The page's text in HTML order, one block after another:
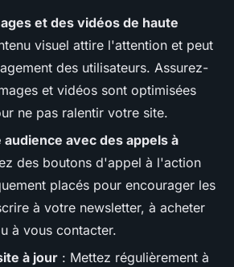
et des vidéos de haute
visuel attire l'attention et peut
des utilisateurs. Assurez-
et vidéos sont optimisées
ne pas ralentir votre site.
avec des appels à
des boutons d'appel à l'action
placés pour encourager les
à votre newsletter, à acheter
à vous contacter.
à jour : Mettez régulièrement à